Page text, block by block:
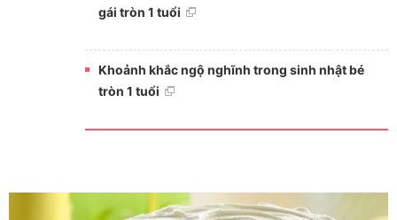
gái tròn 1 tuổi
Khoảnh khắc ngộ nghĩnh trong sinh nhật bé
tròn 1 tuổi